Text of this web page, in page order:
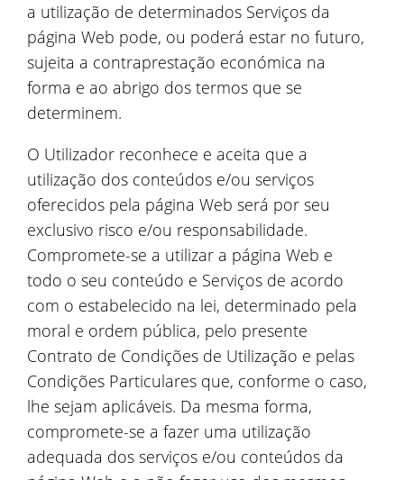
a utilização de determinados Serviços da
página Web pode, ou poderá estar no futuro,
sujeita a contraprestação económica na
forma e ao abrigo dos termos que se
determinem.
O Utilizador reconhece e aceita que a
utilização dos conteúdos e/ou serviços
oferecidos pela página Web será por seu
exclusivo risco e/ou responsabilidade.
Compromete-se a utilizar a página Web e
todo o seu conteúdo e Serviços de acordo
com o estabelecido na lei, determinado pela
moral e ordem pública, pelo presente
Contrato de Condições de Utilização e pelas
Condições Particulares que, conforme o caso,
lhe sejam aplicáveis. Da mesma forma,
compromete-se a fazer uma utilização
adequada dos serviços e/ou conteúdos da